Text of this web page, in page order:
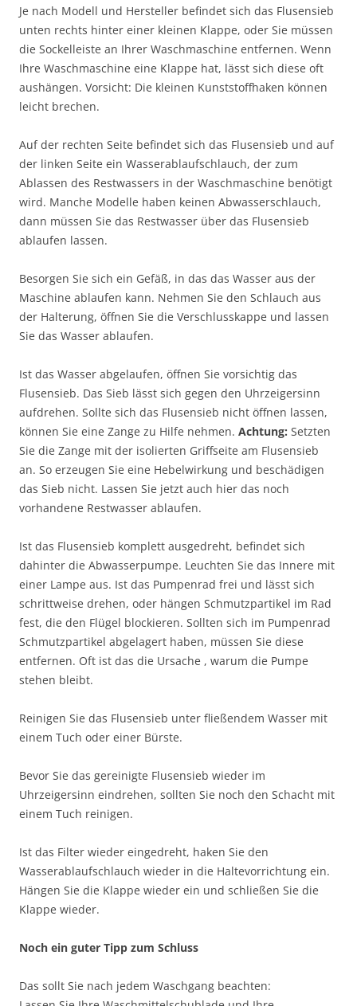
Je nach Modell und Hersteller befindet sich das Flusensieb
unten rechts hinter einer kleinen Klappe, oder Sie müssen
die Sockelleiste an Ihrer Waschmaschine entfernen. Wenn
Ihre Waschmaschine eine Klappe hat, lässt sich diese oft
aushängen. Vorsicht: Die kleinen Kunststoffhaken können
leicht brechen.
Auf der rechten Seite befindet sich das Flusensieb und auf
der linken Seite ein Wasserablaufschlauch, der zum
Ablassen des Restwassers in der Waschmaschine benötigt
wird. Manche Modelle haben keinen Abwasserschlauch,
dann müssen Sie das Restwasser über das Flusensieb
ablaufen lassen.
Besorgen Sie sich ein Gefäß, in das das Wasser aus der
Maschine ablaufen kann. Nehmen Sie den Schlauch aus
der Halterung, öffnen Sie die Verschlusskappe und lassen
Sie das Wasser ablaufen.
Ist das Wasser abgelaufen, öffnen Sie vorsichtig das
Flusensieb. Das Sieb lässt sich gegen den Uhrzeigersinn
aufdrehen. Sollte sich das Flusensieb nicht öffnen lassen,
können Sie eine Zange zu Hilfe nehmen. Achtung: Setzten
Sie die Zange mit der isolierten Griffseite am Flusensieb
an. So erzeugen Sie eine Hebelwirkung und beschädigen
das Sieb nicht. Lassen Sie jetzt auch hier das noch
vorhandene Restwasser ablaufen.
Ist das Flusensieb komplett ausgedreht, befindet sich
dahinter die Abwasserpumpe. Leuchten Sie das Innere mit
einer Lampe aus. Ist das Pumpenrad frei und lässt sich
schrittweise drehen, oder hängen Schmutzpartikel im Rad
fest, die den Flügel blockieren. Sollten sich im Pumpenrad
Schmutzpartikel abgelagert haben, müssen Sie diese
entfernen. Oft ist das die Ursache , warum die Pumpe
stehen bleibt.
Reinigen Sie das Flusensieb unter fließendem Wasser mit
einem Tuch oder einer Bürste.
Bevor Sie das gereinigte Flusensieb wieder im
Uhrzeigersinn eindrehen, sollten Sie noch den Schacht mit
einem Tuch reinigen.
Ist das Filter wieder eingedreht, haken Sie den
Wasserablaufschlauch wieder in die Haltevorrichtung ein.
Hängen Sie die Klappe wieder ein und schließen Sie die
Klappe wieder.
Noch ein guter Tipp zum Schluss
Das sollt Sie nach jedem Waschgang beachten: